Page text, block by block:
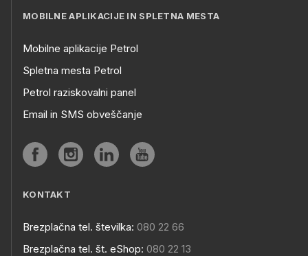
MOBILNE APLIKACIJE IN SPLETNA MESTA
Mobilne aplikacije Petrol
Spletna mesta Petrol
Petrol raziskovalni panel
Email in SMS obveščanje
KONTAKT
Brezplačna tel. številka: 080 22 66
Brezplačna tel. št. eShop: 080 22 13